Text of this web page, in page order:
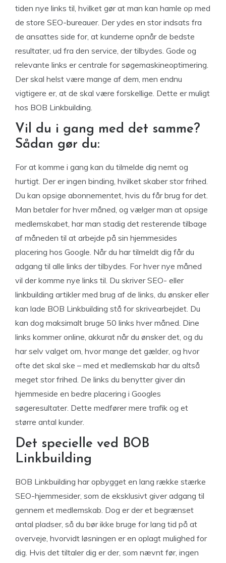
tiden nye links til, hvilket gør at man kan hamle op med
de store SEO-bureauer. Der ydes en stor indsats fra
de ansattes side for, at kunderne opnår de bedste
resultater, ud fra den service, der tilbydes. Gode og
relevante links er centrale for søgemaskineoptimering.
Der skal helst være mange af dem, men endnu
vigtigere er, at de skal være forskellige. Dette er muligt
hos BOB Linkbuilding.
Vil du i gang med det samme?
Sådan gør du:
For at komme i gang kan du tilmelde dig nemt og
hurtigt. Der er ingen binding, hvilket skaber stor frihed.
Du kan opsige abonnementet, hvis du får brug for det.
Man betaler for hver måned, og vælger man at opsige
medlemskabet, har man stadig det resterende tilbage
af måneden til at arbejde på sin hjemmesides
placering hos Google. Når du har tilmeldt dig får du
adgang til alle links der tilbydes. For hver nye måned
vil der komme nye links til. Du skriver SEO- eller
linkbuilding artikler med brug af de links, du ønsker eller
kan lade BOB Linkbuilding stå for skrivearbejdet. Du
kan dog maksimalt bruge 50 links hver måned. Dine
links kommer online, akkurat når du ønsker det, og du
har selv valget om, hvor mange det gælder, og hvor
ofte det skal ske – med et medlemskab har du altså
meget stor frihed. De links du benytter giver din
hjemmeside en bedre placering i Googles
søgeresultater. Dette medfører mere trafik og et
større antal kunder.
Det specielle ved BOB
Linkbuilding
BOB Linkbuilding har opbygget en lang række stærke
SEO-hjemmesider, som de eksklusivt giver adgang til
gennem et medlemskab. Dog er der et begrænset
antal pladser, så du bør ikke bruge for lang tid på at
overveje, hvorvidt løsningen er en oplagt mulighed for
dig. Hvis det tiltaler dig er der, som nævnt før, ingen